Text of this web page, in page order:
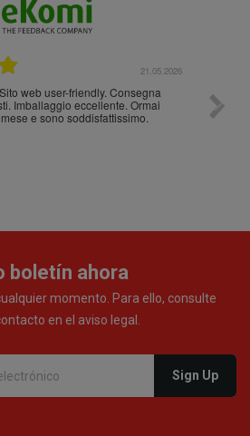
21.05.2026
web user-friendly. Consegna
Imballaggio eccellente. Ormai
e sono soddisfattissimo.
10/10
boletín ahora
momento. Para ello, consulte
en el aviso legal.